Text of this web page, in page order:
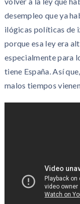
desempleo que ya
ilógicas políticas de
porque esa ley era
especialmente para
tiene España. Así
malos tiempos